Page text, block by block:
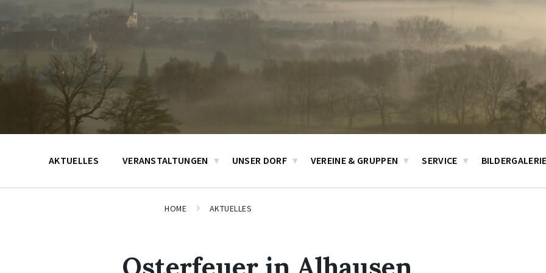
AKTUELLES VERANSTALTUNGEN UNSER DORF VEREINE & GRUPPEN SERVICE
HOME AKTUELLES